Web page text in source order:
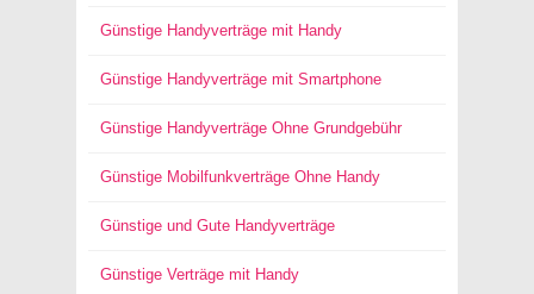
Günstige Handyverträge mit Handy
Günstige Handyverträge mit Smartphone
Günstige Handyverträge Ohne Grundgebühr
Günstige Mobilfunkverträge Ohne Handy
Günstige und Gute Handyverträge
Günstige Verträge mit Handy